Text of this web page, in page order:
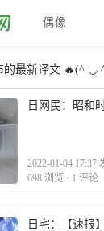
偶像
的最新译文 🔥(^ ◡
日网民：昭和
2022-01-04 17:37
698 浏览 · 1 评论
日宅：【速报